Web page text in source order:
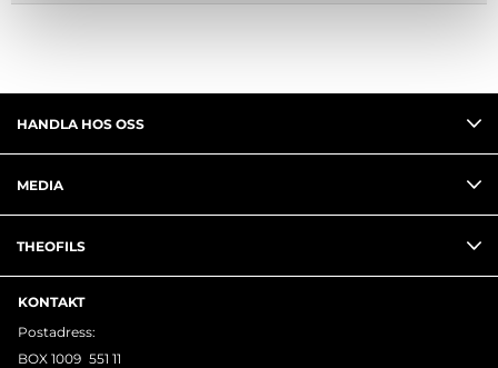
HANDLA HOS OSS
MEDIA
THEOFILS
KONTAKT
Postadress:
BOX 1009 551 11